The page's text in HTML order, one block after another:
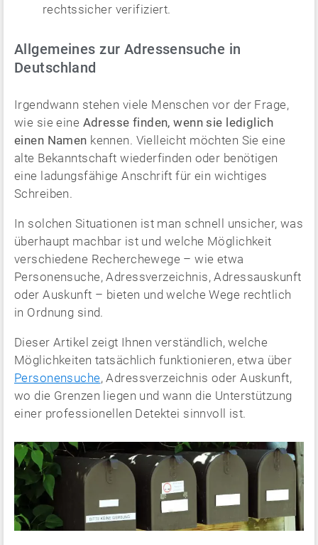
rechtssicher verifiziert.
Allgemeines zur Adressensuche in
Deutschland
Irgendwann stehen viele Menschen vor der Frage,
wie sie eine Adresse finden, wenn sie lediglich
einen Namen kennen. Vielleicht möchten Sie eine
alte Bekanntschaft wiederfinden oder benötigen
eine ladungsfähige Anschrift für ein wichtiges
Schreiben.
In solchen Situationen ist man schnell unsicher, was
überhaupt machbar ist und welche Möglichkeit
verschiedene Recherchewege – wie etwa
Personensuche, Adressverzeichnis, Adressauskunft
oder Auskunft – bieten und welche Wege rechtlich
in Ordnung sind.
Dieser Artikel zeigt Ihnen verständlich, welche
Möglichkeiten tatsächlich funktionieren, etwa über
Personensuche, Adressverzeichnis oder Auskunft,
wo die Grenzen liegen und wann die Unterstützung
einer professionellen Detektei sinnvoll ist.